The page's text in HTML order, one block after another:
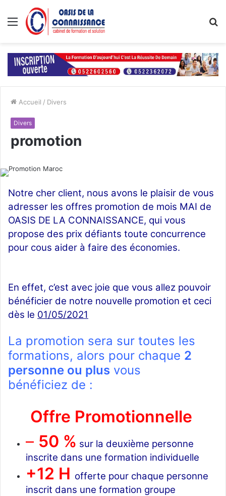
Menu
Accueil / Divers
Divers
promotion
Notre cher client, nous avons le plaisir de vous
adresser les offres promotion de mois MAI de
OASIS DE LA CONNAISSANCE, qui vous
propose des prix défiants toute concurrence
pour cous aider à faire des économies.
En effet, c’est avec joie que vous allez pouvoir
bénéficier de notre nouvelle promotion et ceci
dès le 01/05/2021
La promotion sera sur toutes les
formations, alors pour chaque 2
personne ou plus vous
bénéficiez de :
Offre Promotionnelle
– 50 % sur la deuxième personne
inscrite dans une formation individuelle
+12 H offerte pour chaque personne
inscrit dans une formation groupe